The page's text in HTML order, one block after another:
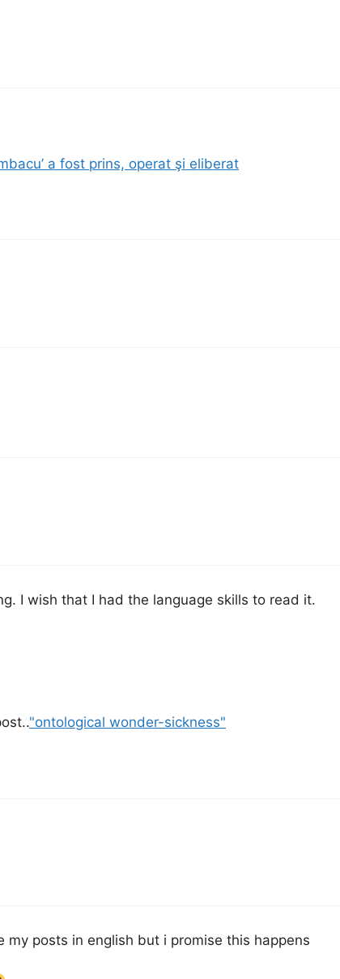
a fost prins, operat şi eliberat
I wish that I had the language skills to read it.
"ontological wonder-sickness"
posts in english but i promise this happens